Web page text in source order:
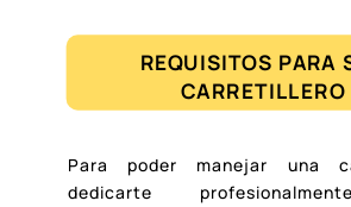
REQUISITOS PARA
CARRETILLERO
Para poder manejar una
dedicarte